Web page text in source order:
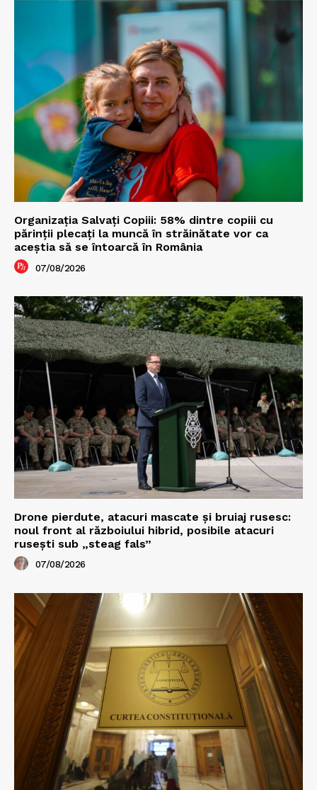
Organizația Salvați Copiii: 58% dintre copiii cu
părinții plecați la muncă în străinătate vor ca
aceștia să se întoarcă în România
07/08/2026
Drone pierdute, atacuri mascate și bruiaj rusesc:
noul front al războiului hibrid, posibile atacuri
rusești sub „steag fals”
07/08/2026